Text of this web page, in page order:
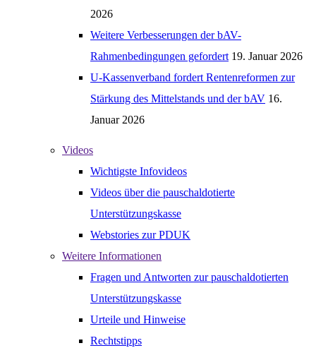
2026
Weitere Verbesserungen der bAV-
Rahmenbedingungen gefordert 19. Januar 2026
U-Kassenverband fordert Rentenreformen zur
Stärkung des Mittelstands und der bAV 16.
Januar 2026
Videos
Wichtigste Infovideos
Videos über die pauschaldotierte
Unterstützungskasse
Webstories zur PDUK
Weitere Informationen
Fragen und Antworten zur pauschaldotierten
Unterstützungskasse
Urteile und Hinweise
Rechtstipps